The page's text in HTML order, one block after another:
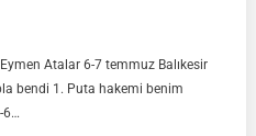
Atalar 6-7 temmuz Balıkesir
bendi 1. Puta hakemi benim
6…